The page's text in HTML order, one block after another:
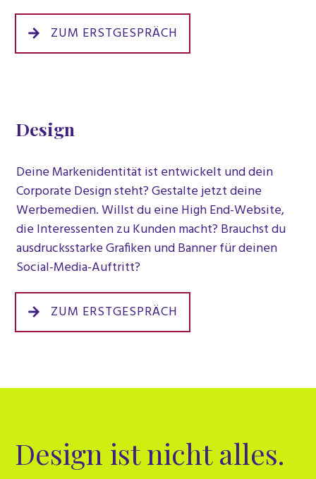
ZUM ERSTGESPRÄCH
Design
Deine Markenidentität ist entwickelt und dein
Corporate Design steht? Gestalte jetzt deine
Werbemedien. Willst du eine High End-Website,
die Interessenten zu Kunden macht? Brauchst du
ausdrucksstarke Grafiken und Banner für deinen
Social-Media-Auftritt?
ZUM ERSTGESPRÄCH
Design ist nicht alles.